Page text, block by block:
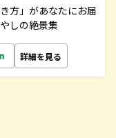
方」があなたにお届
しの絶景集
詳細を見る